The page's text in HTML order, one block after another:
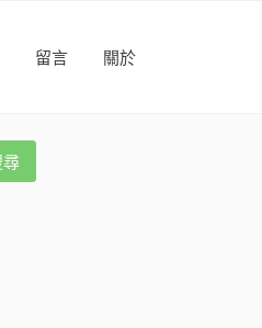
留言 關於